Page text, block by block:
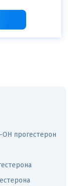
OH прогестерон